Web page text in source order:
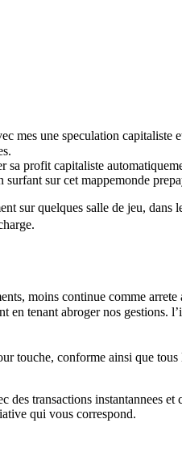
mes une speculation capitaliste
profit capitaliste
sur cet mappemonde
sur quelques salle de jeu, dans
moins continue comme
en tenant abroger nos gestions.
touche, conforme ainsi que
des transactions instantannees
qui vous correspond.